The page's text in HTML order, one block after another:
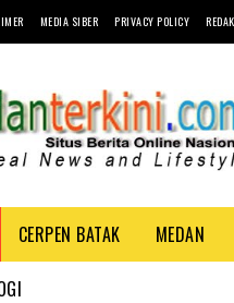
MEDIA SIBER PRIVACY POLICY
CERPEN BATAK MEDAN